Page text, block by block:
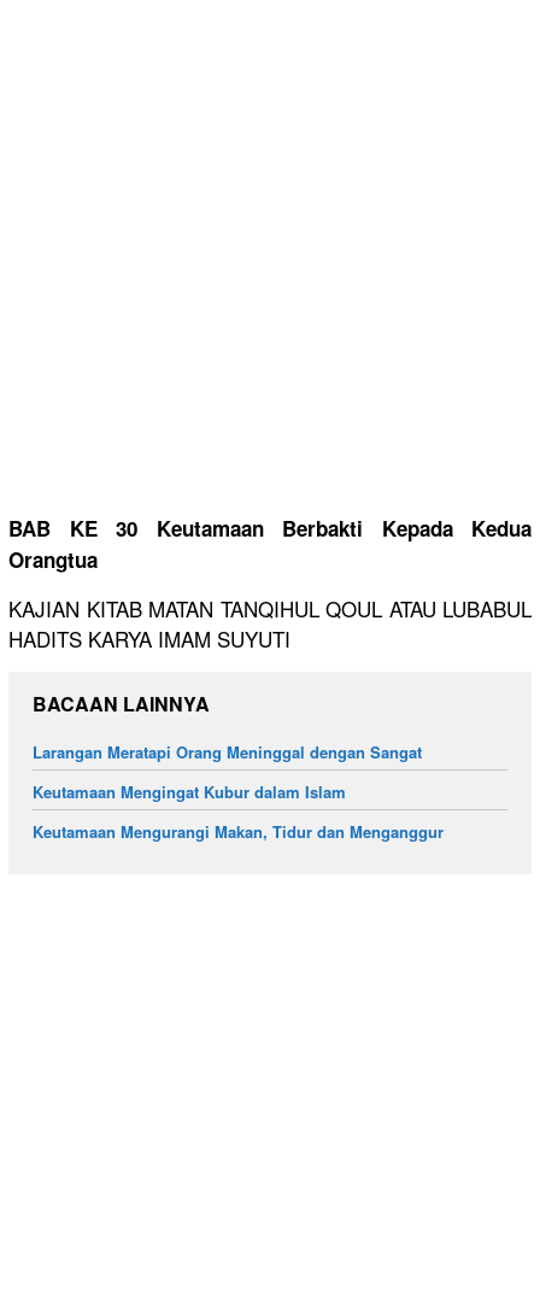
BAB KE 30 Keutamaan Berbakti Kepada Kedua
Orangtua
KAJIAN KITAB MATAN TANQIHUL QOUL ATAU LUBABUL
HADITS KARYA IMAM SUYUTI
BACAAN LAINNYA
Larangan Meratapi Orang Meninggal dengan Sangat
Keutamaan Mengingat Kubur dalam Islam
Keutamaan Mengurangi Makan, Tidur dan Menganggur